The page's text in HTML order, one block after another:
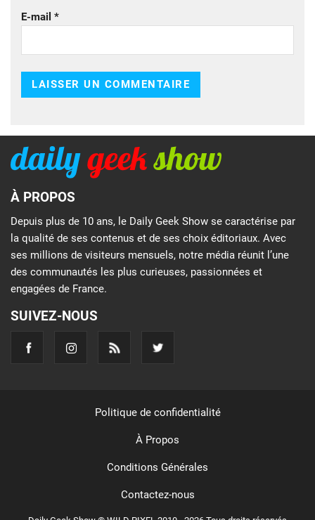
E-mail *
À PROPOS
Depuis plus de 10 ans, le Daily Geek Show se caractérise par
la qualité de ses contenus et de ses choix éditoriaux. Avec
ses millions de visiteurs mensuels, notre média réunit l’une
des communautés les plus curieuses, passionnées et
engagées de France.
SUIVEZ-NOUS
Politique de confidentialité
À Propos
Conditions Générales
Contactez-nous